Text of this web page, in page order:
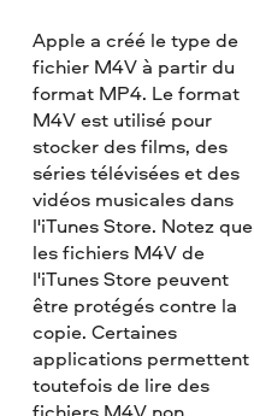
Apple a créé le type de
fichier M4V à partir du
format MP4. Le format
M4V est utilisé pour
stocker des films, des
séries télévisées et des
vidéos musicales dans
l'iTunes Store. Notez que
les fichiers M4V de
l'iTunes Store peuvent
être protégés contre la
copie. Certaines
applications permettent
toutefois de lire des